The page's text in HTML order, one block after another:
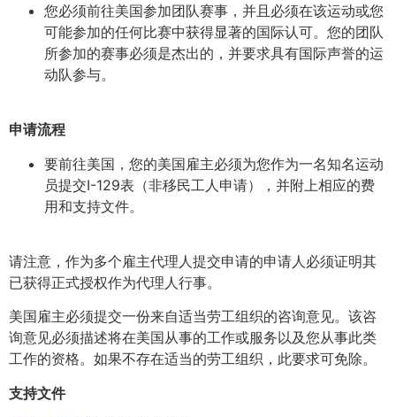
您必须前往美国参加团队赛事，并且必须在该运动或您
可能参加的任何比赛中获得显著的国际认可。您的团队
所参加的赛事必须是杰出的，并要求具有国际声誉的运
动队参与。
申请流程
要前往美国，您的美国雇主必须为您作为一名知名运动
员提交I-129表（非移民工人申请），并附上相应的费
用和支持文件。
请注意，作为多个雇主代理人提交申请的申请人必须证明其
已获得正式授权作为代理人行事。
美国雇主必须提交一份来自适当劳工组织的咨询意见。该咨
询意见必须描述将在美国从事的工作或服务以及您从事此类
工作的资格。如果不存在适当的劳工组织，此要求可免除。
支持文件